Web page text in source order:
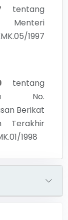
tentang
Menteri
1997
tentang
No.
Berikat
Terakhir
1998